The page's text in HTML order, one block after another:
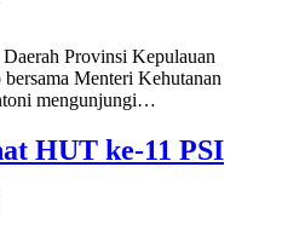
Provinsi Kepulauan
Menteri Kehutanan
mengunjungi…
HUT ke-11 PSI